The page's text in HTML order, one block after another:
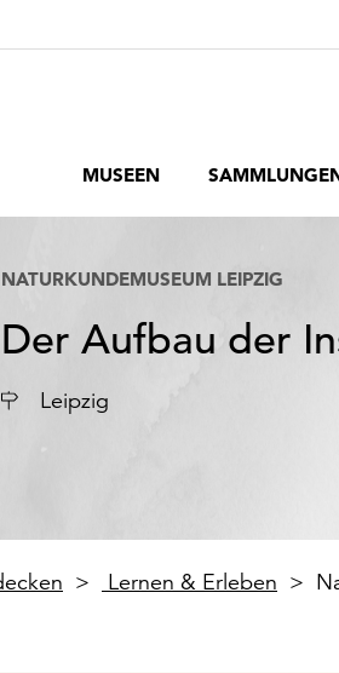
MUSEEN
NATURKUNDEMUSEUM LEIPZIG
Der Aufbau der
Ort Leipzig
Lernen & Erleben